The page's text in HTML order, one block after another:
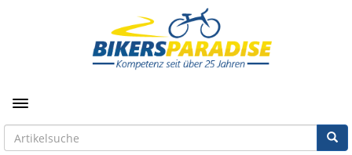
Toggle navigation